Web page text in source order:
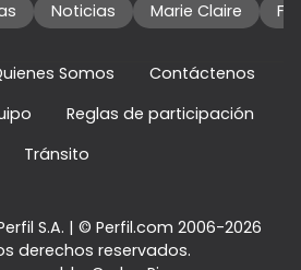
Noticias Marie Claire
Somos
Contáctenos
Reglas de participación
Tránsito
S.A. | © Perfil.com 2006-2026
derechos reservados.